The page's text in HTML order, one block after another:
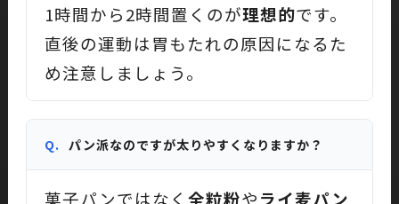
1時間から2時間置くのが理想的です。
直後の運動は胃もたれの原因になるた
め注意しましょう。
Q. パン派なのですが太りやすくなりますか？
菓子パンではなく 全粒粉やライ麦パン